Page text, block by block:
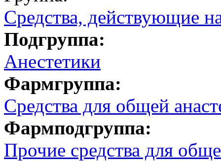
Средства, действующие
Подгруппа:
Анестетики
Фармгруппа:
Средства для общей
Фармподгруппа:
Прочие средства для